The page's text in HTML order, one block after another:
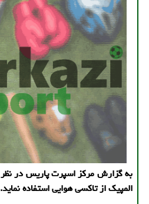
به گزارش مرکز اسپرت پاریس در
المپیک از تاکسی هوایی استفاده نماید.